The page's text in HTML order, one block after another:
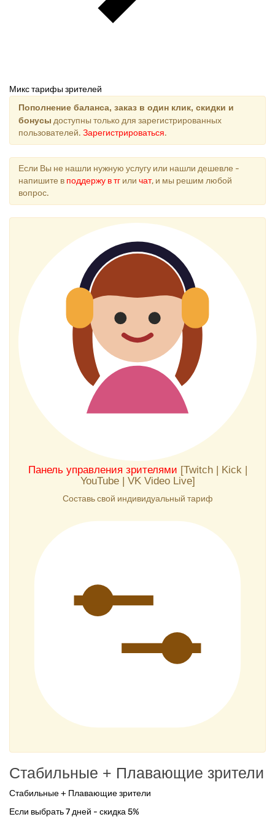
Пополнение баланса, заказ в один клик, скидки и
бонусыдоступны только для зарегистрированных
пользователей.Зарегистрироваться.
Если Вы не нашли нужную услугу или нашли дешевле -
напишите вподдержу в тгиличат , и мы решим любой
вопрос.
Панель управления зрителями
YouTube | VK Video Live]
Составь свой индивидуальный тариф
Стабильные + Плавающие зрители